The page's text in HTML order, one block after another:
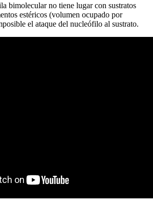
bimolecular no tiene lugar con sustratos
estéricos (volumen ocupado por
el ataque del nucleófilo al sustrato.